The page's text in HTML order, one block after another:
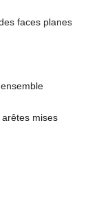
faces planes
mises